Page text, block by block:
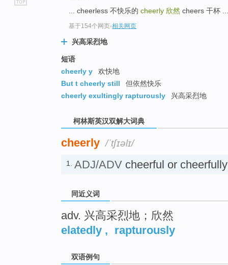
... cheerless 不快乐的 cheerly 欣然 cheers 干杯 ...
基于154个网页-相关网页
兴高采烈地
短语
cheerly y
欢快地
But t cheerly still
但依然快乐
cheerly exultingly rapturously
兴高采烈地
柯林斯英汉双解大词典
cheerly /ˈtʃɪəlɪ/
1. ADJ/ADV cheerful or
同近义词
adv. 兴高采烈地；欣然
elatedly , rapturously
双语例句